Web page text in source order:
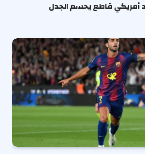
رد أمريكي قاطع يحسم الجدل